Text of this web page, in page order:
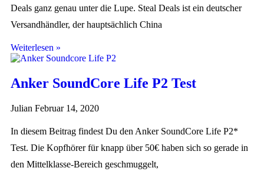
Deals ganz genau unter die Lupe. Steal Deals ist ein deutscher
Versandhändler, der hauptsächlich China
Weiterlesen »
Anker SoundCore Life P2 Test
Julian Februar 14, 2020
In diesem Beitrag findest Du den Anker SoundCore Life P2*
Test. Die Kopfhörer für knapp über 50€ haben sich so gerade in
den Mittelklasse-Bereich geschmuggelt,